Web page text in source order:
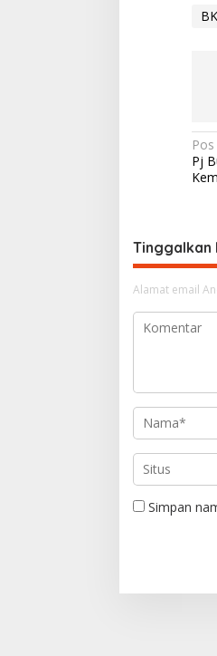
N
a
g
a
s
i
s
Pj
Tinggalkan
Alamat email
Simpan